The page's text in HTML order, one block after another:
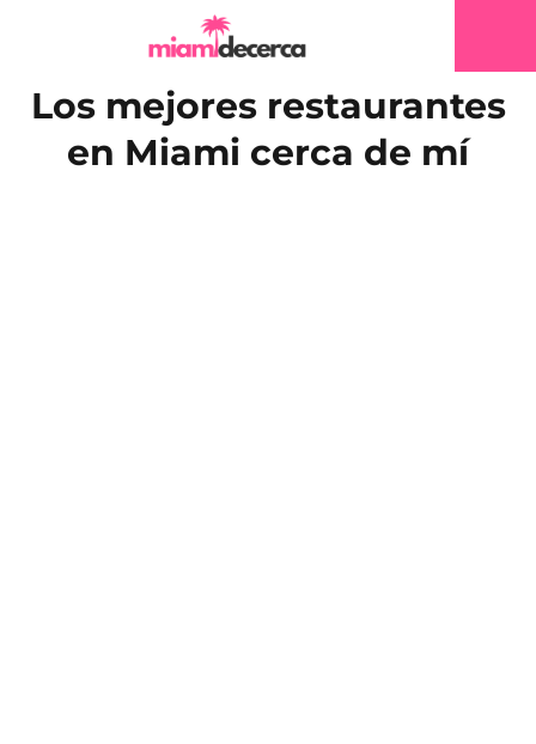
Los mejores restaurantes
en Miami cerca de mí